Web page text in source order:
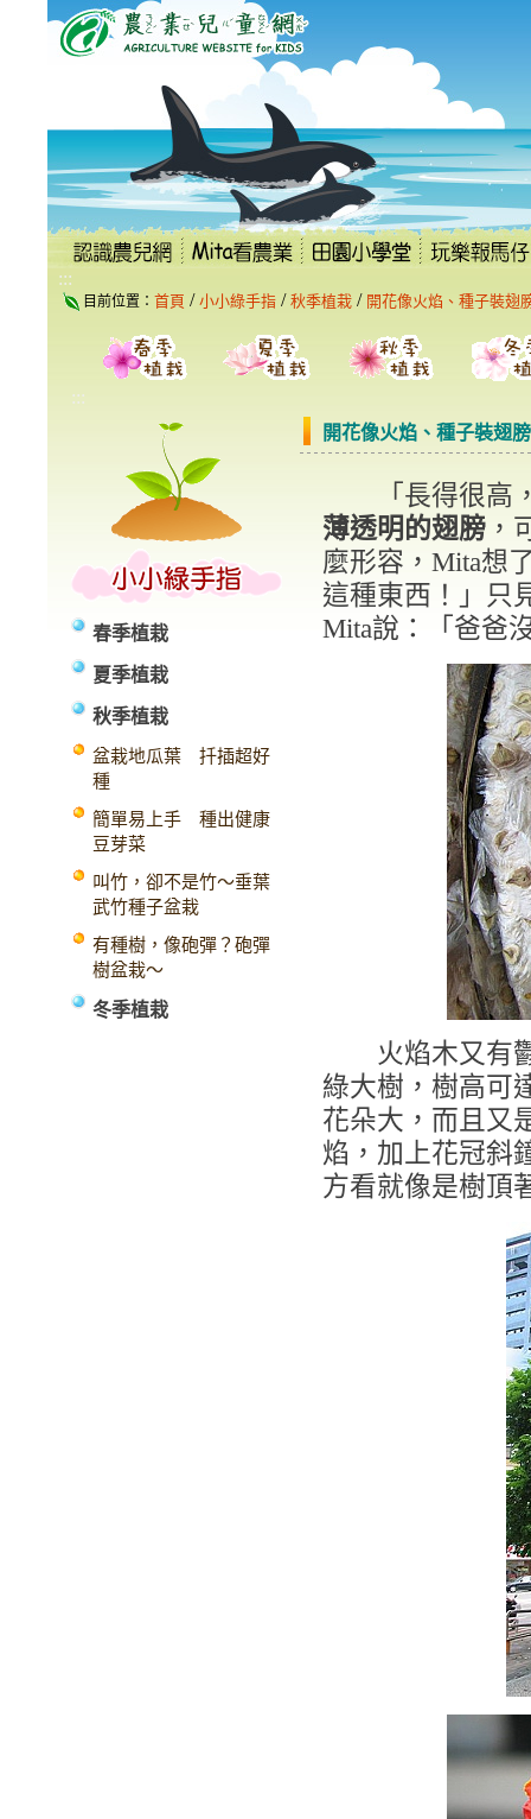
到
內
容
區
:::
目前位置： 首頁 / 小小綠手指 / 秋季植栽 / 開花像火焰、種子裝翅
:::
春季植栽
夏季植栽
秋季植栽
盆栽地瓜葉 扦插超好
種
簡單易上手 種出健康
豆芽菜
叫竹，卻不是竹～垂葉
武竹種子盆栽
有種樹，像砲彈？砲彈
樹盆栽～
冬季植栽
開花像火焰、種子裝翅
「長得很高，
薄透明的翅膀 ，
麼形容，Mita想
這種東西！」只
Mita說：「爸爸
火焰木又有鬱
綠大樹，樹高可
花朵大，而且又
焰，加上花冠斜
方看就像是樹頂